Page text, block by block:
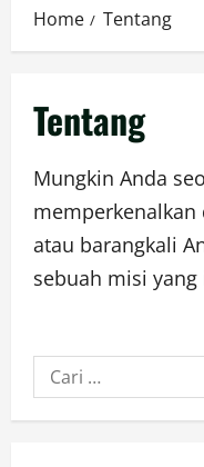
Home Tentang
Tentang
Mungkin Anda
atau barangkali
sebuah misi
Cari
untuk: